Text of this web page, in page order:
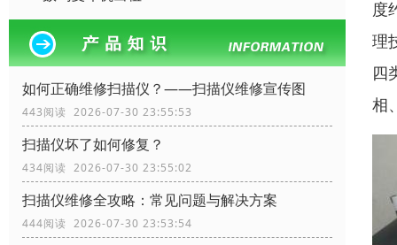
如何正确维修扫描仪？——扫描仪维修宣传图
443阅读 2026-07-30 23:55:53
扫描仪坏了如何修复？
434阅读 2026-07-30 23:55:02
扫描仪维修全攻略：常见问题与解决方案
444阅读 2026-07-30 23:53:54
度
理
四
相